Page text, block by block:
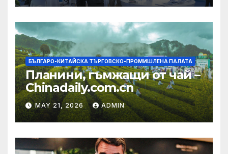
БЪЛГАРО-КИТАЙСКА ТЪРГОВСКО-ПРОМИШЛЕНА ПАЛАТА
Планини, гъмжащи от чай –
Chinadaily.com.cn
MAY 21, 2026 ADMIN